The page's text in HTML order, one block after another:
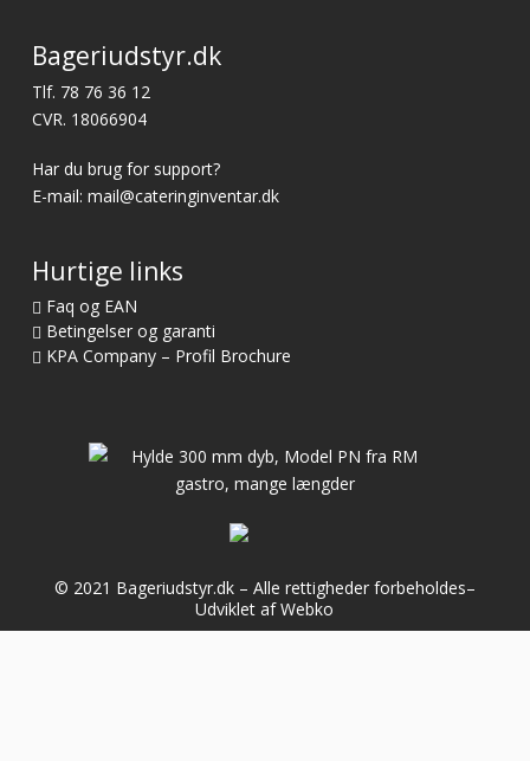
Bageriudstyr.dk
Tlf. 78 76 36 12
CVR. 18066904
Har du brug for support?
E-mail: mail@cateringinventar.dk
Hurtige links
Faq og EAN
Betingelser og garanti
KPA Company – Profil Brochure
© 2021 Bageriudstyr.dk – Alle rettigheder forbeholdes–
Udviklet af Webko